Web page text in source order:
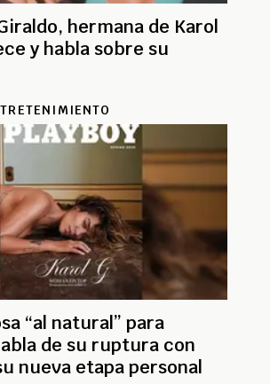
hermana de Karol
y habla sobre su
“al natural” para
de su ruptura con
nueva etapa personal